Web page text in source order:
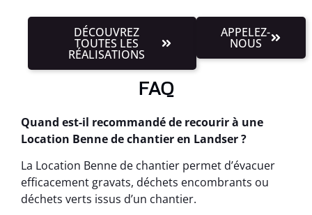
DÉCOUVREZ
TOUTES LES
RÉALISATIONS
APPELEZ-
NOUS
FAQ
Quand est-il recommandé de recourir à une
Location Benne de chantier en Landser ?
La Location Benne de chantier permet d’évacuer
efficacement gravats, déchets encombrants ou
déchets verts issus d’un chantier.